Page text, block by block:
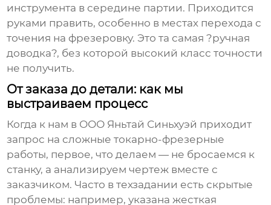
инструмента в середине партии. Приходится
руками править, особенно в местах перехода с
точения на фрезеровку. Это та самая ?ручная
доводка?, без которой высокий класс точности
не получить.
От заказа до детали: как мы
выстраиваем процесс
Когда к нам в ООО Яньтай Синьхуэй приходит
запрос на сложныетокарно-фрезерные
работы, первое, что делаем — не бросаемся к
станку, а анализируем чертеж вместе с
заказчиком. Часто в техзадании есть скрытые
проблемы: например, указана жесткая